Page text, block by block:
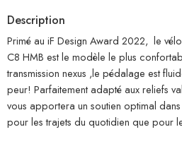
Description
Primé au iF Design Award 2022, le
C8 HMB est le modèle le plus
transmission nexus ,le pédalage est
peur! Parfaitement adapté aux reliefs
vous apportera un soutien optimal
pour les trajets du quotidien que pour